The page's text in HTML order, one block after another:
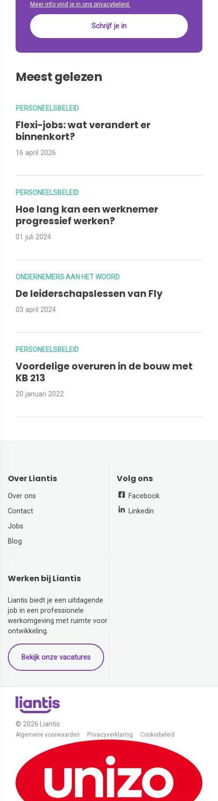
Meer info vind je in ons privacybeleid.
Meest gelezen
PERSONEELSBELEID
Flexi-jobs: wat verandert er
binnenkort?
16 april 2026
PERSONEELSBELEID
Hoe lang kan een werknemer
progressief werken?
01 juli 2024
ONDERNEMERS AAN HET WOORD
De leiderschapslessen van Fly
03 april 2024
PERSONEELSBELEID
Voordelige overuren in de bouw met
KB 213
20 januari 2022
Over Liantis
Over ons
Contact
Jobs
Blog
Volg ons
Facebook
Linkedin
Werken bij Liantis
Liantis biedt je een uitdagende
job in een professionele
werkomgeving met ruimte voor
ontwikkeling.
Bekijk onze vacatures
© 2026 Liantis
Algemene voorwaarden Privacyverklaring Cookiebeleid